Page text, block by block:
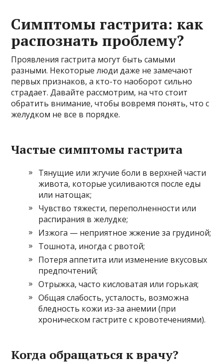
Симптомы гастрита: как
распознать проблему?
Проявления гастрита могут быть самыми
разными. Некоторые люди даже не замечают
первых признаков, а кто-то наоборот сильно
страдает. Давайте рассмотрим, на что стоит
обратить внимание, чтобы вовремя понять, что с
желудком не все в порядке.
Частые симптомы гастрита
Тянущие или жгучие боли в верхней части
живота, которые усиливаются после еды
или натощак;
Чувство тяжести, переполненности или
распирания в желудке;
Изжога — неприятное жжение за грудиной;
Тошнота, иногда с рвотой;
Потеря аппетита или изменение вкусовых
предпочтений;
Отрыжка, часто кисловатая или горькая;
Общая слабость, усталость, возможна
бледность кожи из-за анемии (при
хроническом гастрите с кровотечениями).
Когда обращаться к врачу?